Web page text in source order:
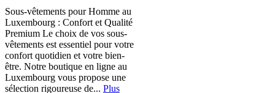
Sous-vêtements pour Homme au
Luxembourg : Confort et Qualité
Premium Le choix de vos sous-
vêtements est essentiel pour votre
confort quotidien et votre bien-
être. Notre boutique en ligne au
Luxembourg vous propose une
sélection rigoureuse de... Plus